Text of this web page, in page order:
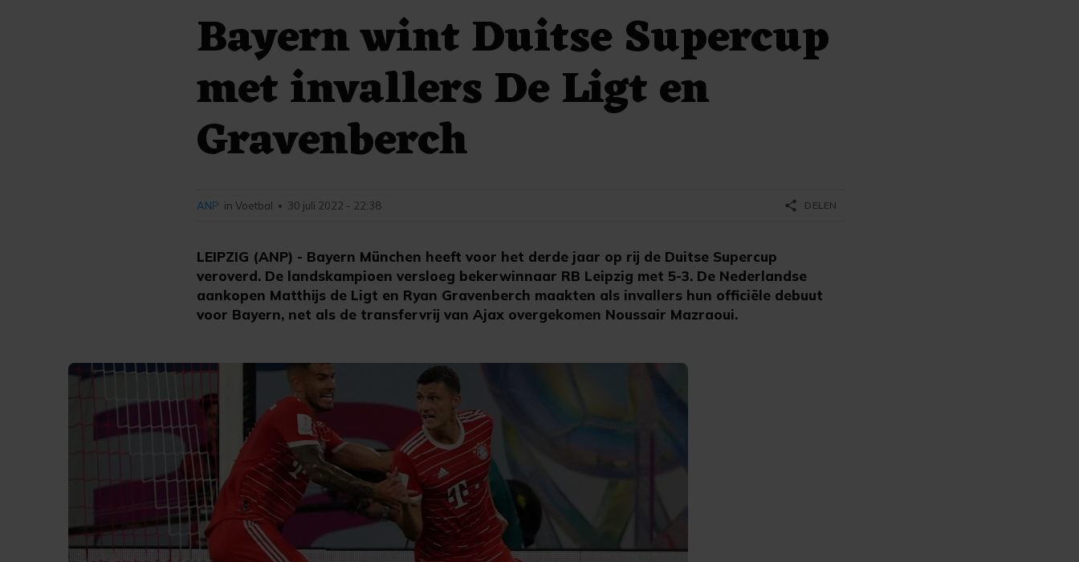
Bayern wint Duitse Supercup
met invallers De Ligt en
Gravenberch
LEIPZIG (ANP) - Bayern München heeft voor het derde jaar op rij de Duitse Supercup
veroverd. De landskampioen versloeg bekerwinnaar RB Leipzig met 5-3. De Nederlandse
aankopen Matthijs de Ligt en Ryan Gravenberch maakten als invallers hun officiële debuut
voor Bayern, net als de transfervrij van Ajax overgekomen Noussair Mazraoui.
ANP in Voetbal • 30 juli 2022 - 22:38 share DELEN